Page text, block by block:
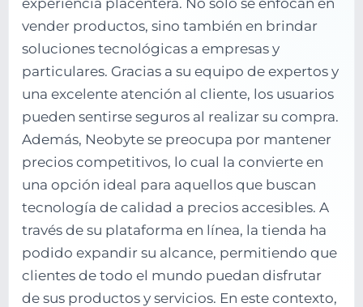
vender productos, sino también en brindar
soluciones tecnológicas a empresas y
particulares. Gracias a su equipo de expertos y
una excelente atención al cliente, los usuarios
pueden sentirse seguros al realizar su compra.
Además, Neobyte se preocupa por mantener
precios competitivos, lo cual la convierte en
una opción ideal para aquellos que buscan
tecnología de calidad a precios accesibles. A
través de su plataforma en línea, la tienda ha
podido expandir su alcance, permitiendo que
clientes de todo el mundo puedan disfrutar
de sus productos y servicios. En este contexto,